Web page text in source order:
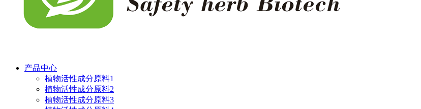
产品中心
植物活性成分原料1
植物活性成分原料2
植物活性成分原料3